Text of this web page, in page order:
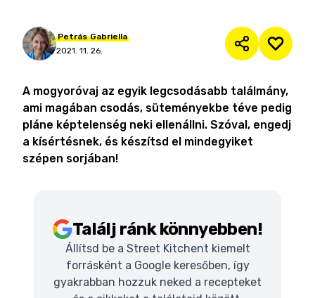
Petrás Gabriella
2021. 11. 26.
A mogyoróvaj az egyik legcsodásabb találmány,
ami magában csodás, süteményekbe téve pedig
pláne képtelenség neki ellenállni. Szóval, engedj
a kísértésnek, és készítsd el mindegyiket
szépen sorjában!
Találj ránk könnyebben!
Állítsd be a Street Kitchent kiemelt
forrásként a Google keresőben, így
gyakrabban hozzuk neked a recepteket